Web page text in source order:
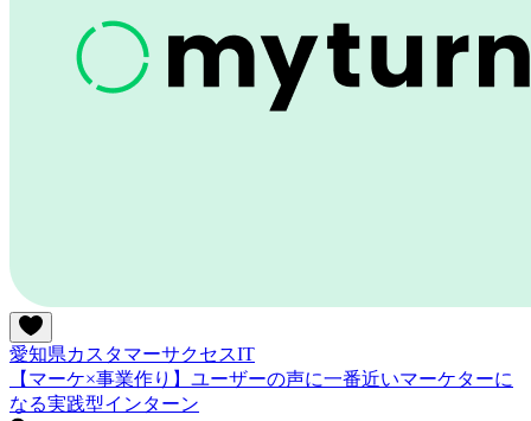
愛知県カスタマーサクセスIT
【マーケ×事業作り】ユーザーの声に一番近いマーケターに
なる実践型インターン